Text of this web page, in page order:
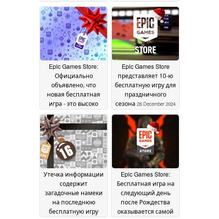
повторением30
December 2024
времени30 December
2024
Epic Games Store:
Официально
объявлено, что
новая бесплатная
игра - это высоко
видом сверху вниз,
но только на 24 часа
29 December 2024
Epic Games Store
представляет 10-ю
бесплатную игру для
праздничного
сезона 28 December 2024
Утечка информации
содержит
загадочные намеки
на последнюю
бесплатную игру
Epic Games Store:
Бесплатная игра на
следующий день
после Рождества
оказывается самой